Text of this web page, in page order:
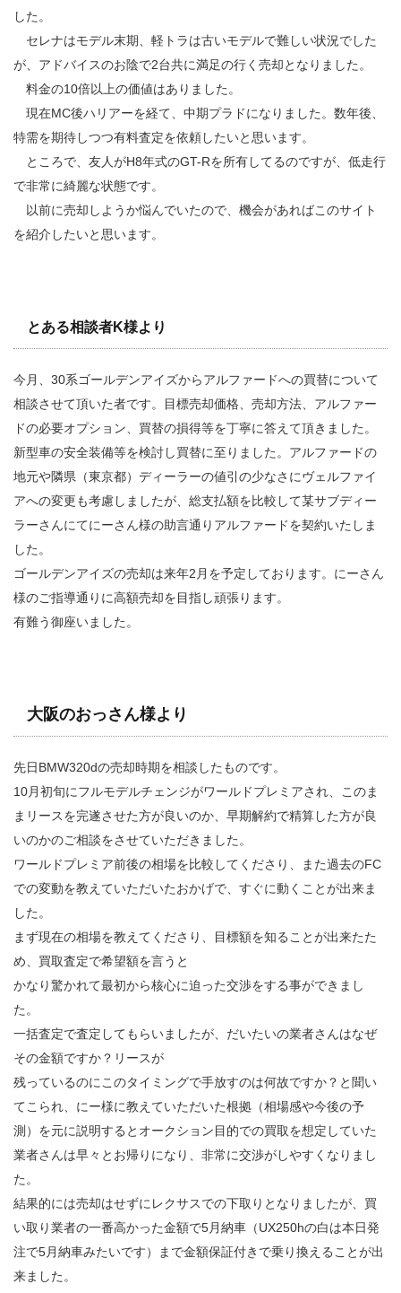
した。
セレナはモデル末期、軽トラは古いモデルで難しい状況でした
が、アドバイスのお陰で2台共に満足の行く売却となりました。
料金の10倍以上の価値はありました。
現在MC後ハリアーを経て、中期プラドになりました。数年後、
特需を期待しつつ有料査定を依頼したいと思います。
ところで、友人がH8年式のGT-Rを所有してるのですが、低走行
で非常に綺麗な状態です。
以前に売却しようか悩んでいたので、機会があればこのサイト
を紹介したいと思います。
とある相談者K様より
今月、30系ゴールデンアイズからアルファードへの買替について
相談させて頂いた者です。目標売却価格、売却方法、アルファー
ドの必要オプション、買替の損得等を丁寧に答えて頂きました。
新型車の安全装備等を検討し買替に至りました。アルファードの
地元や隣県（東京都）ディーラーの値引の少なさにヴェルファイ
アへの変更も考慮しましたが、総支払額を比較して某サブディー
ラーさんにてにーさん様の助言通りアルファードを契約いたしま
した。
ゴールデンアイズの売却は来年2月を予定しております。にーさん
様のご指導通りに高額売却を目指し頑張ります。
有難う御座いました。
大阪のおっさん様よ り
先日BMW320dの売却時期を相談したものです。
10月初旬にフルモデルチェンジがワールドプレミアされ、このま
まリースを完遂させた方が良いのか、早期解約で精算した方が良
いのかのご相談をさせていただきました。
ワールドプレミア前後の相場を比較してくださり、また過去のFC
での変動を教えていただいたおかげで、すぐに動くことが出来ま
した。
まず現在の相場を教えてくださり、目標額を知ることが出来たた
め、買取査定で希望額を言うと
かなり驚かれて最初から核心に迫った交渉をする事ができまし
た。
一括査定で査定してもらいましたが、だいたいの業者さんはなぜ
その金額ですか？リースが
残っているのにこのタイミングで手放すのは何故ですか？と聞い
てこられ、にー様に教えていただいた根拠（相場感や今後の予
測）を元に説明するとオークション目的での買取を想定していた
業者さんは早々とお帰りになり、非常に交渉がしやすくなりまし
た。
結果的には売却はせずにレクサスでの下取りとなりましたが、買
い取り業者の一番高かった金額で5月納車（UX250hの白は本日発
注で5月納車みたいです）まで金額保証付きで乗り換えることが出
来ました。